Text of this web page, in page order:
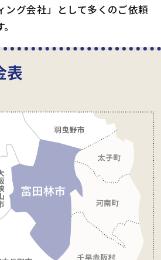
ング会社」として多くのご依頼
表